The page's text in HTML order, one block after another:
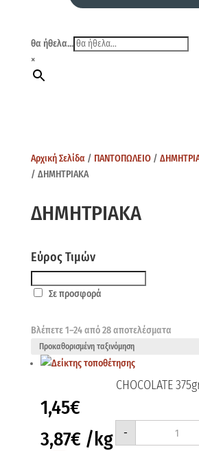
θα ήθελα...
×
Αρχική Σελίδα / ΠΑΝΤΟΠΩΛΕΙΟ/
/ ΔΗΜΗΤΡΙΑΚΑ
ΔΗΜΗΤΡΙΑΚΑ
Εύρος Τιμών
Σε προσφορά
Βλέπετε 1–24 από 28 αποτελέσματα
CHOCOLATE
1,45€
3,87€ /kg -
CHOCOLATE
ποσότητα